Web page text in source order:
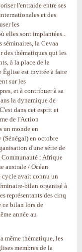
l'entraide entre ses
et des
les
elles sont implantées...
séminaires, la Cevaa
des thématiques qui les
à la place de la
Église est invitée à faire
sur les
et à contribuer à sa
la dynamique de
dans cet esprit et
de l'Action
un monde en
(Sénégal) en octobre
d'une série de
Communauté : Afrique
australe / Océan
cycle avait connu un
bilan organisé à
représentants des cinq
ce bilan lors de
année au
même thématique, les
membres de la